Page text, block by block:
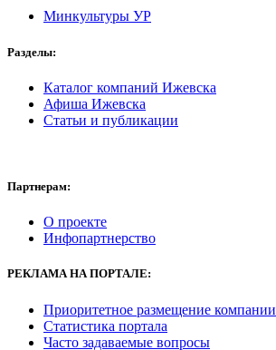
Минкультуры УР
Разделы:
Каталог компаний Ижевска
Афиша Ижевска
Статьи и публикации
Партнерам:
О проекте
Инфопартнерство
РЕКЛАМАНА ПОРТАЛЕ:
Приоритетное размещение компании
Статистика портала
Часто задаваемые вопросы